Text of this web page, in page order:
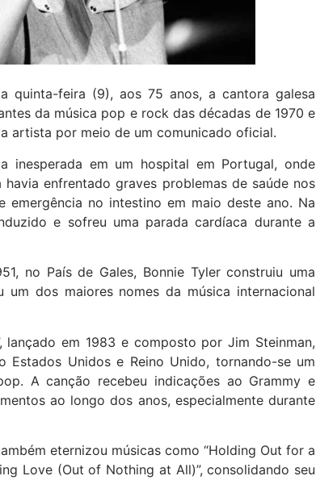
quinta-feira (9), aos 75 anos, a cantora galesa
da música pop e rock das décadas de 1970 e
artista por meio de um comunicado oficial.
inesperada em um hospital em Portugal, onde
enfrentado graves problemas de saúde nos
emergência no intestino em maio deste ano. Na
e sofreu uma parada cardíaca durante a
no País de Gales, Bonnie Tyler construiu uma
dos maiores nomes da música internacional
lançado em 1983 e composto por Jim Steinman,
Estados Unidos e Reino Unido, tornando-se um
A canção recebeu indicações ao Grammy e
ao longo dos anos, especialmente durante
eternizou músicas como “Holding Out for a
Love (Out of Nothing at All)”, consolidando seu